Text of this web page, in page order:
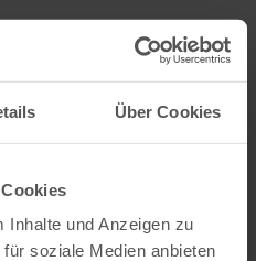
Über Cookies
Inhalte und Anzeigen zu
soziale Medien anbieten
Ga naar de hoofdinhoud
Ga naar de zoekfunctie
Ga naar de hoofdnavigatie
Ga naar de voettekst
ZOEKEN MENU
is door de
Gerolsteiner Land op
Gerolsteiner Land is
voor de inhoud.